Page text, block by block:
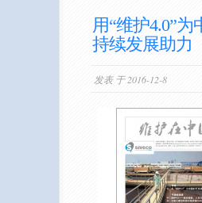
用“维护4.0”为
持续发展助力
发表 于 2016-12-8